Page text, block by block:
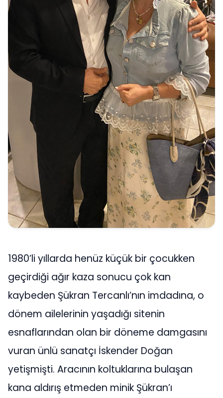
1980’li yıllarda henüz küçük bir çocukken
geçirdiği ağır kaza sonucu çok kan
kaybeden Şükran Tercanlı’nın imdadına, o
dönem ailelerinin yaşadığı sitenin
esnaflarından olan bir döneme damgasını
vuran ünlü sanatçı İskender Doğan
yetişmişti. Aracının koltuklarına bulaşan
kana aldırış etmeden minik Şükran’ı